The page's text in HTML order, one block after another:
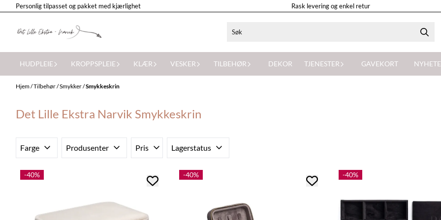
Hopp til innhold
Personlig tilpasset og pakket med kjærlighet Rask levering og enkel retur
HUDPLEIE KROPPSPLEIE KLÆR VESKER TILBEHØR DEKOR TJENESTER GAVEKORT
Hjem/Tilbehør/Smykker/Smykkeskrin
Det Lille Ekstra Narvik Smykkeskrin
Farge Produsenter Pris Lagerstatus
-40% -40% -40%